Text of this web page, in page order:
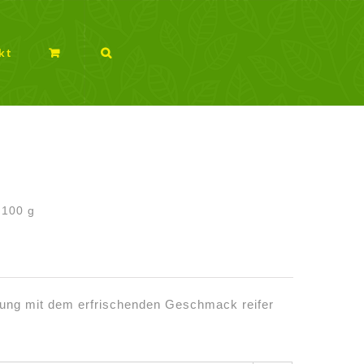
100 g
mit dem erfrischenden Geschmack reifer